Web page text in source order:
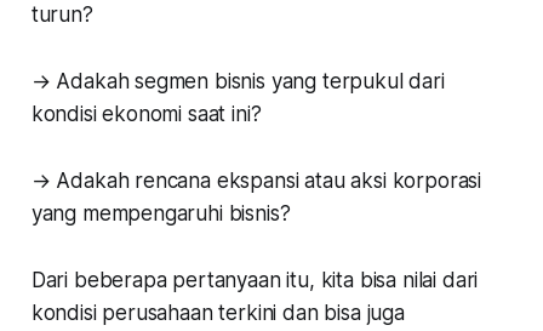
turun?
→ Adakah segmen bisnis yang terpukul dari
kondisi ekonomi saat ini?
→ Adakah rencana ekspansi atau aksi korporasi
yang mempengaruhi bisnis?
Dari beberapa pertanyaan itu, kita bisa nilai dari
kondisi perusahaan terkini dan bisa juga